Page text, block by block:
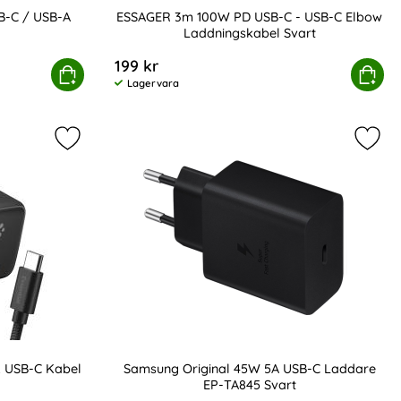
C / USB-A
Köp
QC USB-C / USB-A Väggladdare Vit
ESSAGER 3m 100W PD USB-C - USB-C Elbow
Laddningskabel Svart
199 kr
Tillgänglighet:
Lagervara
Köp
ESSAGER 3m 100W PD USB-C -
PD Inkl. USB-C Kabel UltraBoost Vit som favorit
C Kabel
Markera spigen 45W Väggladdare Inkl. USB-C
Samsung Original 45W 5A USB-C Laddare
EP-TA845 Svart